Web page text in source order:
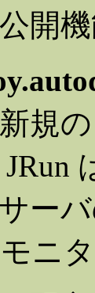
開
規
ー
ニ